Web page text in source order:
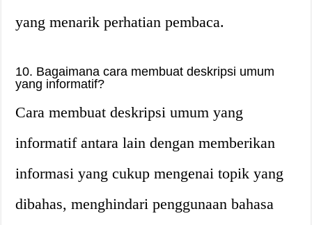
yang menarik perhatian pembaca.
10. Bagaimana cara membuat deskripsi umum
yang informatif?
Cara membuat deskripsi umum yang
informatif antara lain dengan memberikan
informasi yang cukup mengenai topik yang
dibahas, menghindari penggunaan bahasa